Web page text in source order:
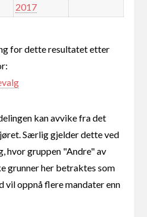
2017
for dette resultatet etter
kan avvike fra det
Særlig gjelder dette ved
hvor gruppen "Andre" av
grunner her betraktes som
vil oppnå flere mandater enn